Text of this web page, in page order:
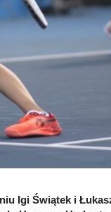
Igi Świątek i